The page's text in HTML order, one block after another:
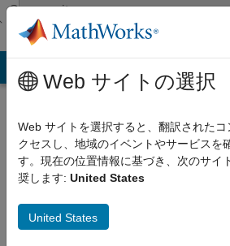
コンテンツへスキップ
Community
Profile
Masaki
Nakamori
Last
Web サイトの選択
Web サイトを選択すると、翻訳されたコ
クセスし、地域のイベントやサービスを
す。現在の位置情報に基づき、次のサイ
奨します: United States
United States